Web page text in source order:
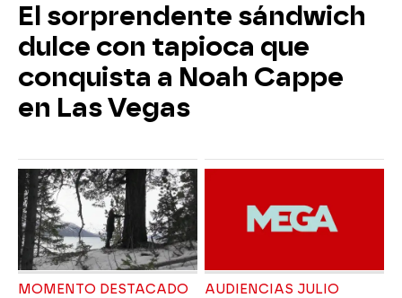
El sorprendente sándwich
dulce con tapioca que
conquista a Noah Cappe
en Las Vegas
MOMENTO DESTACADO AUDIENCIAS JULIO